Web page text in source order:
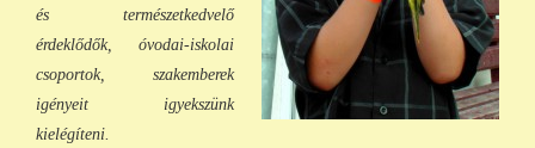
és természetkedvelő
érdeklődők, óvodai-iskolai
csoportok, szakemberek
igényeit igyekszünk
kielégíteni.